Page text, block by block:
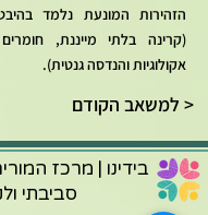
הזהירות המונעת נלמד
(קרינה בלתי מייננת,
אקולוגיות והנדסה גנטית).
למשאב הקודם >
בידינו | מרכז
סביבתי